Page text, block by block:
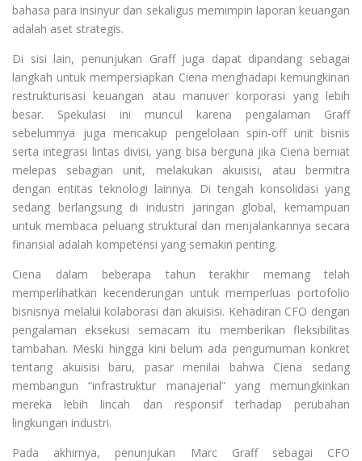
bahasa para insinyur dan sekaligus memimpin laporan keuangan
adalah aset strategis.
Di sisi lain, penunjukan Graff juga dapat dipandang sebagai
langkah untuk mempersiapkan Ciena menghadapi kemungkinan
restrukturisasi keuangan atau manuver korporasi yang lebih
besar. Spekulasi ini muncul karena pengalaman Graff
sebelumnya juga mencakup pengelolaan spin-off unit bisnis
serta integrasi lintas divisi, yang bisa berguna jika Ciena berniat
melepas sebagian unit, melakukan akuisisi, atau bermitra
dengan entitas teknologi lainnya. Di tengah konsolidasi yang
sedang berlangsung di industri jaringan global, kemampuan
untuk membaca peluang struktural dan menjalankannya secara
finansial adalah kompetensi yang semakin penting.
Ciena dalam beberapa tahun terakhir memang telah
memperlihatkan kecenderungan untuk memperluas portofolio
bisnisnya melalui kolaborasi dan akuisisi. Kehadiran CFO dengan
pengalaman eksekusi semacam itu memberikan fleksibilitas
tambahan. Meski hingga kini belum ada pengumuman konkret
tentang akuisisi baru, pasar menilai bahwa Ciena sedang
membangun “infrastruktur manajerial” yang memungkinkan
mereka lebih lincah dan responsif terhadap perubahan
lingkungan industri.
Pada akhirnya, penunjukan Marc Graff sebagai CFO